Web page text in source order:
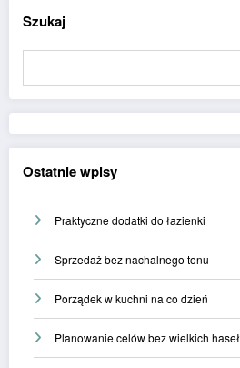
Szukaj
Ostatnie wpisy
Praktyczne dodatki do łazienki
Sprzedaż bez nachalnego tonu
Porządek w kuchni na co dzień
Planowanie celów bez wielkich haseł